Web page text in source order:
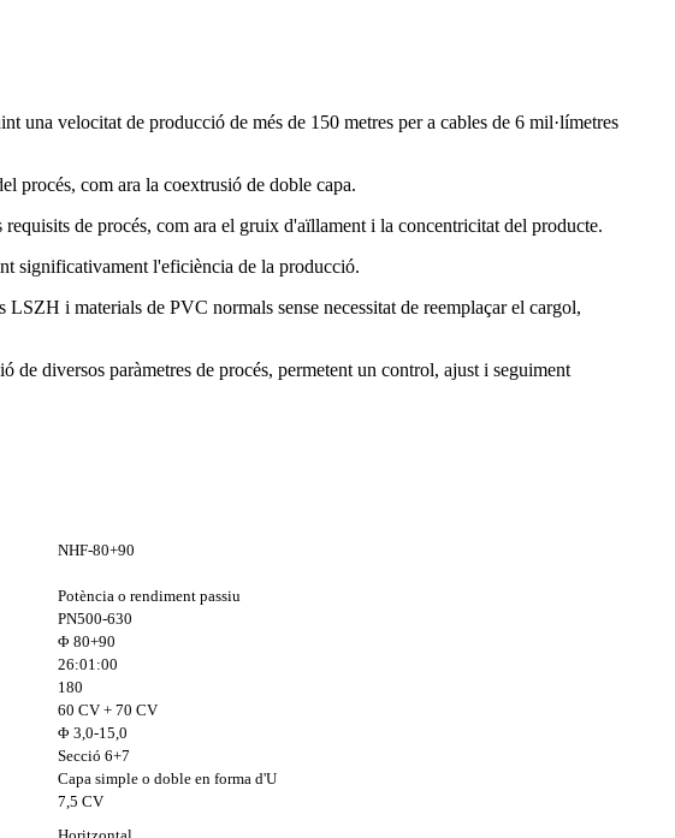
una velocitat de producció de més de 150 metres per a cables de 6 mil·límetres
procés, com ara la coextrusió de doble capa.
de procés, com ara el gruix d'aïllament i la concentricitat del producte.
significativament l'eficiència de la producció.
i materials de PVC normals sense necessitat de reemplaçar el cargol,
diversos paràmetres de procés, permetent un control, ajust i seguiment
NHF-80+90
Potència o rendiment passiu
PN500-630
Φ 80+90
26:01:00
180
60 CV + 70 CV
Φ 3,0-15,0
Secció 6+7
Capa simple o doble en forma d'U
7,5 CV